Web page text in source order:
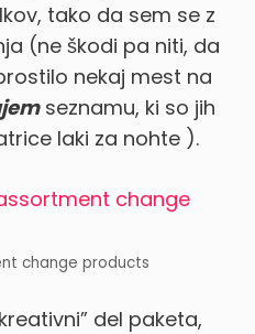
tako da sem se z
(ne škodi pa niti, da
nekaj mest na
seznamu, ki so jih
laki za nohte ).
change products
del paketa,